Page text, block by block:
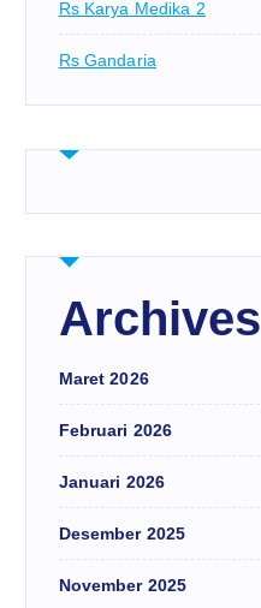
Rs Karya Medika 2
Rs Gandaria
Archives
Maret 2026
Februari 2026
Januari 2026
Desember 2025
November 2025